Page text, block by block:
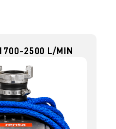
2500 L/MIN